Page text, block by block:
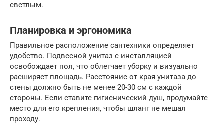
светлым.
Планировка и эргономика
Правильное расположение сантехники определяет
удобство. Подвесной унитаз с инсталляцией
освобождает пол, что облегчает уборку и визуально
расширяет площадь. Расстояние от края унитаза до
стены должно быть не менее 20-30 см с каждой
стороны. Если ставите гигиенический душ, продумайте
место для его крепления, чтобы шланг не мешал
проходу.